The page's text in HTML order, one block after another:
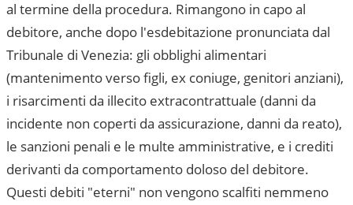
al termine della procedura. Rimangono in capo al
debitore, anche dopo l'esdebitazione pronunciata dal
Tribunale di Venezia: gli obblighi alimentari
(mantenimento verso figli, ex coniuge, genitori anziani),
i risarcimenti da illecito extracontrattuale (danni da
incidente non coperti da assicurazione, danni da reato),
le sanzioni penali e le multe amministrative, e i crediti
derivanti da comportamento doloso del debitore.
Questi debiti "eterni" non vengono scalfiti nemmeno